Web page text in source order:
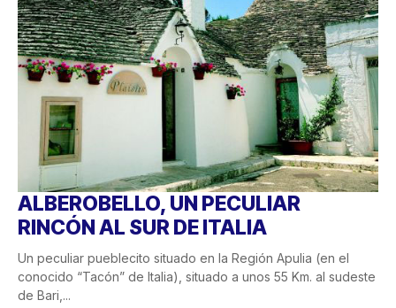
ALBEROBELLO, UN PECULIAR
RINCÓN AL SUR DE ITALIA
Un peculiar pueblecito situado en la Región Apulia (en el
conocido “Tacón” de Italia), situado a unos 55 Km. al sudeste
de Bari,...